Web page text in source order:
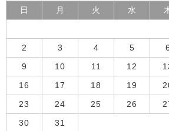
日 月 火 水
2 3 4 5 6
9 10 11 12
16 17 18 19
23 24 25 26
30 31